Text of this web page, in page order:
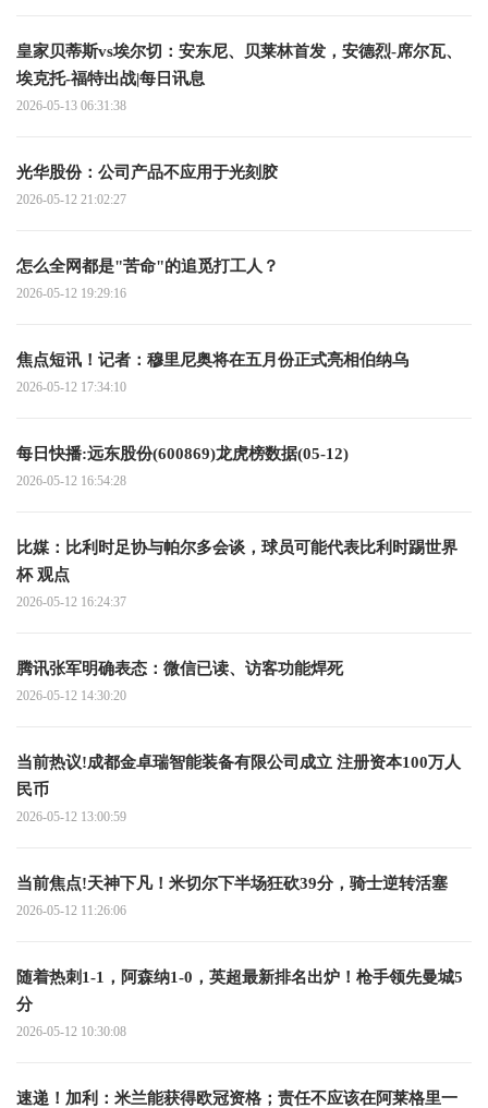
皇家贝蒂斯vs埃尔切：安东尼、贝莱林首发，安德烈-席尔瓦、
埃克托-福特出战|每日讯息
2026-05-13 06:31:38
光华股份：公司产品不应用于光刻胶
2026-05-12 21:02:27
怎么全网都是"苦命"的追觅打工人？
2026-05-12 19:29:16
焦点短讯！记者：穆里尼奥将在五月份正式亮相伯纳乌
2026-05-12 17:34:10
每日快播:远东股份(600869)龙虎榜数据(05-12)
2026-05-12 16:54:28
比媒：比利时足协与帕尔多会谈，球员可能代表比利时踢世界
杯 观点
2026-05-12 16:24:37
腾讯张军明确表态：微信已读、访客功能焊死
2026-05-12 14:30:20
当前热议!成都金卓瑞智能装备有限公司成立 注册资本100万人
民币
2026-05-12 13:00:59
当前焦点!天神下凡！米切尔下半场狂砍39分，骑士逆转活塞
2026-05-12 11:26:06
随着热刺1-1，阿森纳1-0，英超最新排名出炉！枪手领先曼城5
分
2026-05-12 10:30:08
速递！加利：米兰能获得欧冠资格；责任不应该在阿莱格里一